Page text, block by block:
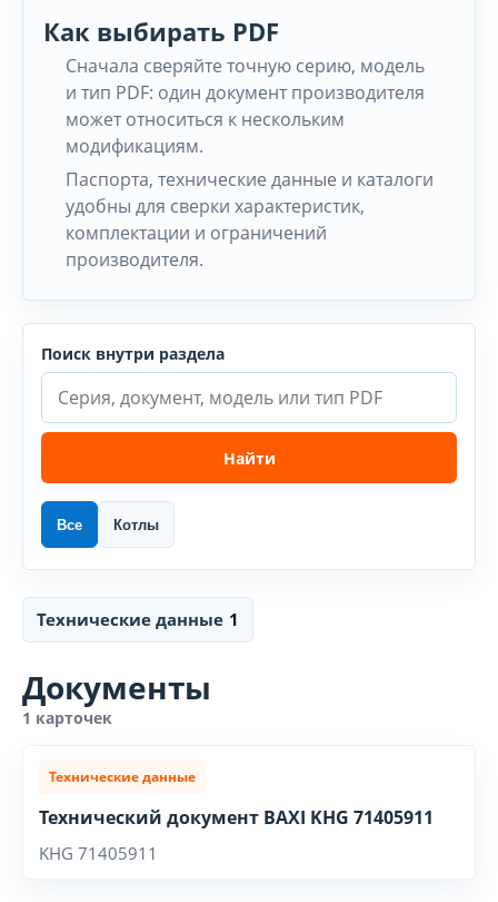
Как выбирать PDF
Сначала сверяйте точную серию, модель
и тип PDF: один документ производителя
может относиться к нескольким
модификациям.
Паспорта, технические данные и каталоги
удобны для сверки характеристик,
комплектации и ограничений
производителя.
Поиск внутри раздела
Найти
Все Котлы
Технические данные 1
Документы
1 карточек
Технические данные
Технический документ BAXI KHG 71405911
KHG 71405911